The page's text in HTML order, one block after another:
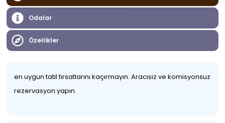
Odalar
Özellikler
en uygun tatil fırsatlarını kaçırmayın. Aracısız ve komisyonsuz
rezervasyon yapın.